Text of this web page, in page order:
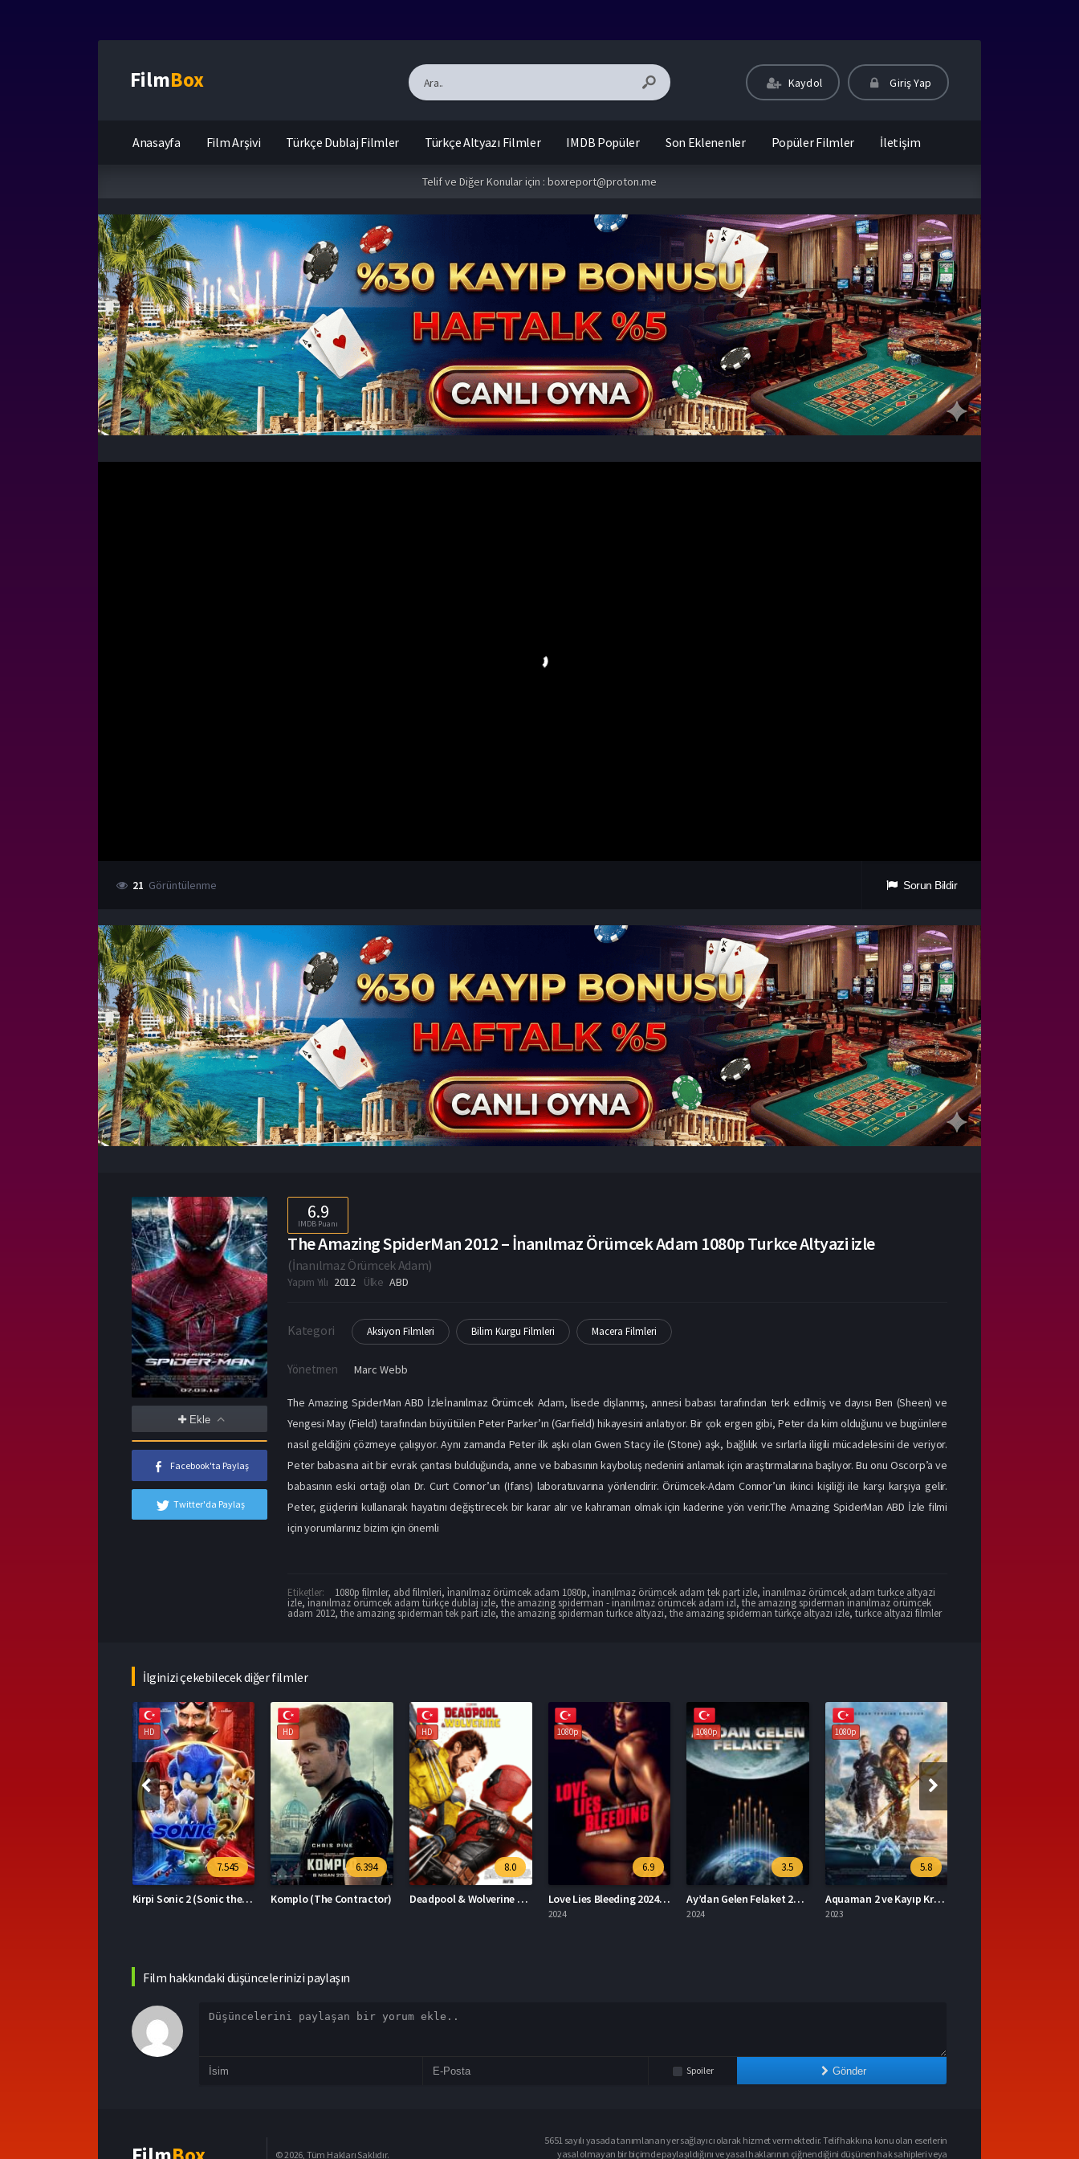
FilmBox Kaydol Giriş Yap
Anasayfa Film Arşivi Türkçe Dublaj Filmler Türkçe Altyazı Filmler IMDB Popüler Son Eklenenler Popüler Filmler İletişim
Telif ve Diğer Konular için : boxreport@proton.me
21 Görüntülenme Sorun Bildir
Ekle
Facebook'ta Paylaş
Twitter'da Paylaş
6.9
IMDB Puanı
The Amazing SpiderMan 2012 – İnanılmaz Örümcek Adam 1080p Turkce Altyazi izle
(İnanılmaz Örümcek Adam)
Yapım Yılı 2012 Ülke ABD
Kategori Aksiyon Filmleri Bilim Kurgu Filmleri Macera Filmleri
Yönetmen Marc Webb
The Amazing SpiderMan ABD İzleİnanılmaz Örümcek Adam, lisede dişlanmış, annesi babası tarafından terk edilmiş ve dayısı Ben (Sheen) ve
Yengesi May (Field) tarafından büyütülen Peter Parker’ın (Garfield) hikayesini anlatıyor. Bir çok ergen gibi, Peter da kim olduğunu ve bugünlere
nasıl geldiğini çözmeye çalışıyor. Aynı zamanda Peter ilk aşkı olan Gwen Stacy ile (Stone) aşk, bağlılık ve sırlarla iligili mücadelesini de veriyor.
Peter babasına ait bir evrak çantası bulduğunda, anne ve babasının kayboluş nedenini anlamak için araştırmalarına başlıyor. Bu onu Oscorp’a ve
babasının eski ortağı olan Dr. Curt Connor’un (Ifans) laboratuvarına yönlendirir. Örümcek-Adam Connor’un ikinci kişiliği ile karşı karşıya gelir.
Peter, güçlerini kullanarak hayatını değiştirecek bir karar alır ve kahraman olmak için kaderine yön verir.The Amazing SpiderMan ABD İzle filmi
için yorumlarınız bizim için önemli
Etiketler: 1080p filmler, abd filmleri,i̇nanılmaz örümcek adam 1080p,i̇nanılmaz örümcek adam tek part izle,i̇nanılmaz örümcek adam turkce altyazi
izle,i̇nanılmaz örümcek adam türkçe dublaj izle,the amazing spiderman - i̇nanılmaz örümcek adam izl,the amazing spiderman i̇nanılmaz örümcek
adam 2012,the amazing spiderman tek part izle,the amazing spiderman turkce altyazi,the amazing spiderman türkçe altyazı izle,turkce altyazi filmler
İlginizi çekebilecek diğer filmler
HD
6.394
Komplo (The Contractor)
HD
8.0
Deadpool & Wolverine Deadpool 3
1080p
6.9
Love Lies Bleeding 2024 – Aşk Kanayan Yalanlardır 1080p Turkce Dublaj izle
1080p
3.5
Ay’dan Gelen Felaket 2024 – Ay’dan Gelen Felaket 1080p Turkce Dublaj izle
2024
1080p
5.8
Aquaman 2 ve Kayıp Krallık 2023 – Aquaman 2 ve Kayıp Krallık 1080p Turkce Dublaj izle
2023
1080p
7
Mavka Ormanın Şarkısı 2023 – Yerli Film 1080p Turkce Dublaj izle
2023
Film hakkındaki düşüncelerinizi paylaşın
Spoiler Gönder
© 2026, Tüm Hakları Saklıdır.
5651 sayılı yasada tanımlanan yer sağlayıcı olarak hizmet vermektedir. Telif hakkına konu olan eserlerin
yasal olmayan bir biçimde paylaşıldığını ve yasal haklarının çiğnendiğini düşünen hak sahipleri veya